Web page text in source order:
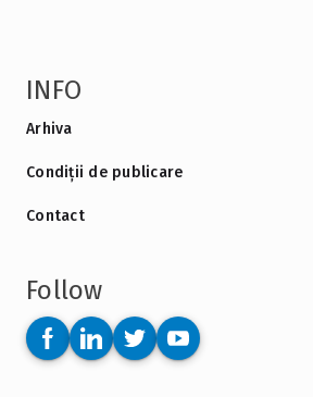
INFO
Arhiva
Condiții de publicare
Contact
Follow